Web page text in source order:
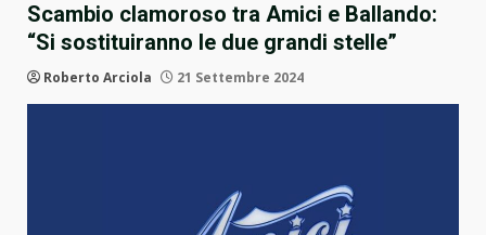
Scambio clamoroso tra Amici e Ballando:
“Si sostituiranno le due grandi stelle”
Roberto Arciola 21 Settembre 2024